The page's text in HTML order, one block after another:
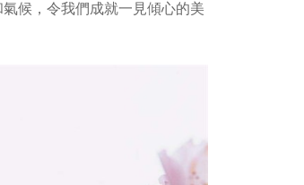
候，令我們成就一見傾心的美